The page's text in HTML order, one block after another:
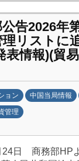
公告2026年
リストに
表情報)(貿
ョン 中国当局情報
管理
24日 商務部